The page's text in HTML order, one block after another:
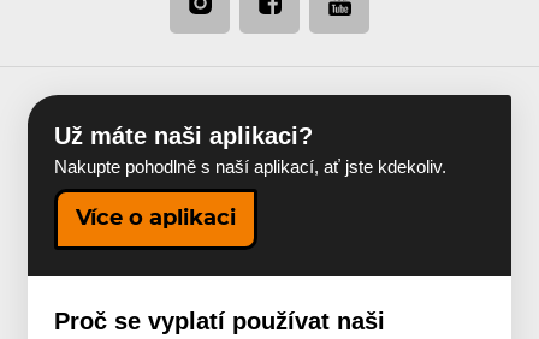
Už máte naši aplikaci?
Nakupte pohodlně s naší aplikací, ať jste kdekoliv.
Více o aplikaci
Proč se vyplatí používat naši